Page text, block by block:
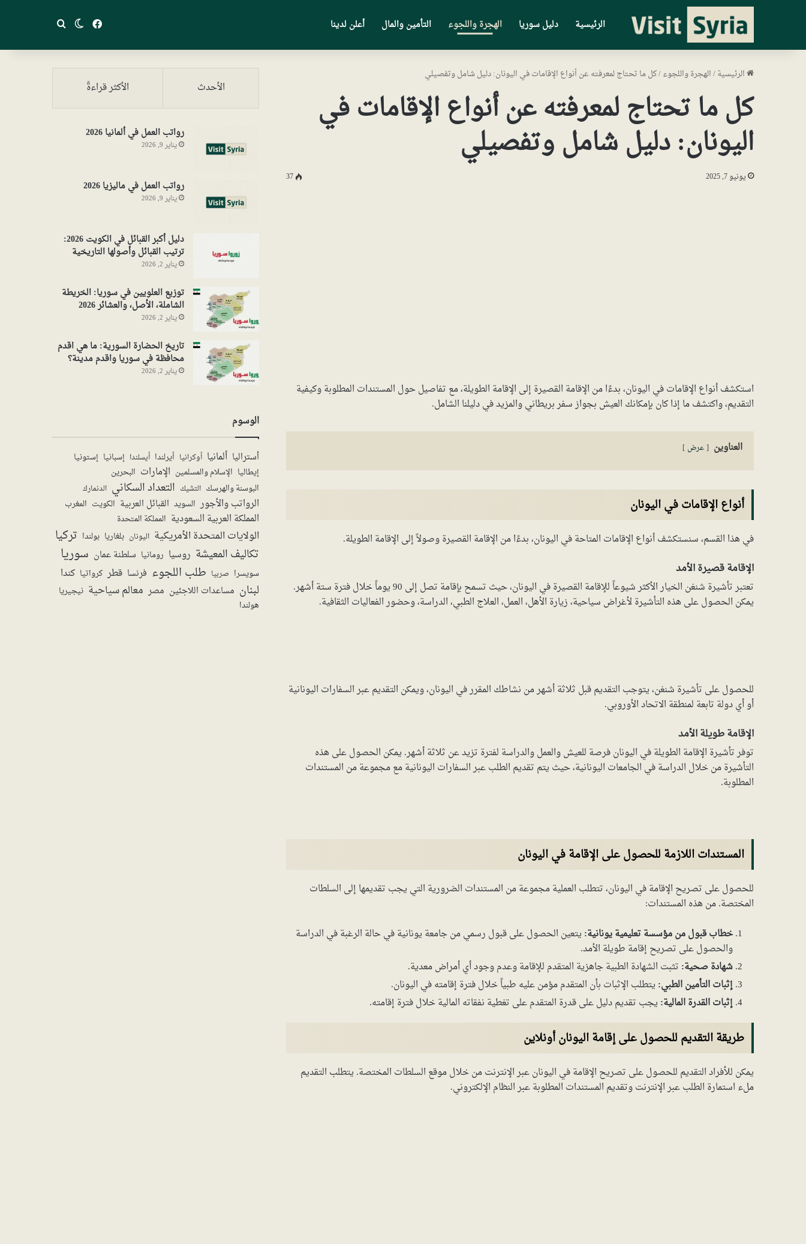
الرئيسية دليل سوريا الهجرة واللجوء التأمين والمال أعلن لدينا فيسبوكالوضع المظلم
بحث عن
الرئيسية/الهجرة واللجوء/كل ما تحتاج لمعرفته عن أنواع الإقامات في اليونان: دليل شامل وتفصيلي
كل ما تحتاج لمعرفته عن أنواع الإقامات في
اليونان: دليل شامل وتفصيلي
يونيو 7, 2025 37
استكشف أنواع الإقامات في اليونان، بدءًا من الإقامة القصيرة إلى الإقامة الطويلة، مع تفاصيل حول المستندات المطلوبة وكيفية
التقديم، واكتشف ما إذا كان بإمكانك العيش بجواز سفر بريطاني والمزيد في دليلنا الشامل.
العناوين عرض
أنواع الإقامات في اليونان
في هذا القسم، سنستكشف أنواع الإقامات المتاحة في اليونان، بدءًا من الإقامة القصيرة وصولاً إلى الإقامة الطويلة.
الإقامة قصيرة الأمد
تعتبر تأشيرة شنغن الخيار الأكثر شيوعاً للإقامة القصيرة في اليونان، حيث تسمح بإقامة تصل إلى 90 يوماً خلال فترة ستة أشهر.
يمكن الحصول على هذه التأشيرة لأغراض سياحية، زيارة الأهل، العمل، العلاج الطبي، الدراسة، وحضور الفعاليات الثقافية.
للحصول على تأشيرة شنغن، يتوجب التقديم قبل ثلاثة أشهر من نشاطك المقرر في اليونان، ويمكن التقديم عبر السفارات اليونانية
أو أي دولة تابعة لمنطقة الاتحاد الأوروبي.
الإقامة طويلة الأمد
توفر تأشيرة الإقامة الطويلة في اليونان فرصة للعيش والعمل والدراسة لفترة تزيد عن ثلاثة أشهر. يمكن الحصول على هذه
التأشيرة من خلال الدراسة في الجامعات اليونانية، حيث يتم تقديم الطلب عبر السفارات اليونانية مع مجموعة من المستندات
المطلوبة.
المستندات اللازمة للحصول على الإقامة في اليونان
للحصول على تصريح الإقامة في اليونان، تتطلب العملية مجموعة من المستندات الضرورية التي يجب تقديمها إلى السلطات
المختصة. من هذه المستندات:
خطاب قبول من مؤسسة تعليمية يونانية: يتعين الحصول على قبول رسمي من جامعة يونانية في حالة الرغبة في الدراسة
والحصول على تصريح إقامة طويلة الأمد.
شهادة صحية: تثبت الشهادة الطبية جاهزية المتقدم للإقامة وعدم وجود أي أمراض معدية.
إثبات التأمين الطبي: يتطلب الإثبات بأن المتقدم مؤمن عليه طبياً خلال فترة إقامته في اليونان.
إثبات القدرة المالية: يجب تقديم دليل على قدرة المتقدم على تغطية نفقاته المالية خلال فترة إقامته.
طريقة التقديم للحصول على إقامة اليونان أونلاين
يمكن للأفراد التقديم للحصول على تصريح الإقامة في اليونان عبر الإنترنت من خلال موقع السلطات المختصة. يتطلب التقديم
ملء استمارة الطلب عبر الإنترنت وتقديم المستندات المطلوبة عبر النظام الإلكتروني.
الأحدث الأكثر قراءةً
رواتب العمل في ألمانيا 2026
يناير 9, 2026
رواتب العمل في ماليزيا 2026
يناير 9, 2026
دليل أكبر القبائل في الكويت 2026:
ترتيب القبائل وأصولها التاريخية
يناير 2, 2026
توزيع العلويين في سوريا: الخريطة
الشاملة، الأصل، والعشائر 2026
يناير 2, 2026
تاريخ الحضارة السورية: ما هي اقدم
محافظة في سوريا واقدم مدينة؟
يناير 2, 2026
الوسوم
أستراليا ألمانيا أوكرانيا أيرلندا أيسلندا إسبانيا إستونيا
إيطاليا الإسلام والمسلمين الإمارات البحرين
البوسنة والهرسك التشيك التعداد السكاني الدنمارك
الرواتب والأجور السويد القبائل العربية الكويت المغرب
المملكة العربية السعودية المملكة المتحدة
الولايات المتحدة الأمريكية اليونان بلغاريا بولندا تركيا
تكاليف المعيشة روسيا رومانيا سلطنة عمان سوريا
سويسرا صربيا طلب اللجوء فرنسا قطر كرواتيا كندا
لبنان مساعدات اللاجئين مصر معالم سياحية نيجيريا
هولندا